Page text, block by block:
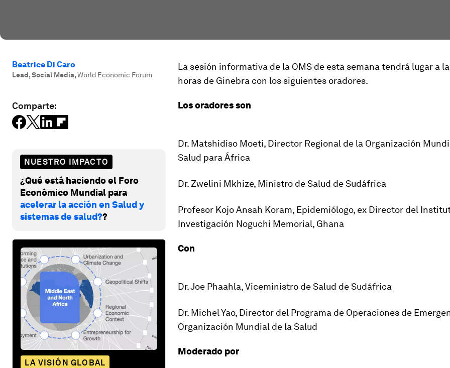
Beatrice Di Caro
Lead, Social Media,World Economic Forum
Comparte:
NUESTRO IMPACTO
¿Qué está haciendo el Foro
Económico Mundial para
acelerar la acción en Salud y
sistemas de salud??
LA VISIÓN GLOBAL
La sesión informativa de la OMS de esta semana tendrá lugar a
horas de Ginebra con los siguientes oradores.
Los oradores son
Dr. Matshidiso Moeti, Director Regional de la Organización
Salud para África
Dr. Zwelini Mkhize, Ministro de Salud de Sudáfrica
Profesor Kojo Ansah Koram, Epidemiólogo, ex Director del
Investigación Noguchi Memorial, Ghana
Con
Dr. Joe Phaahla, Viceministro de Salud de Sudáfrica
Dr. Michel Yao, Director del Programa de Operaciones de
Organización Mundial de la Salud
Moderado por